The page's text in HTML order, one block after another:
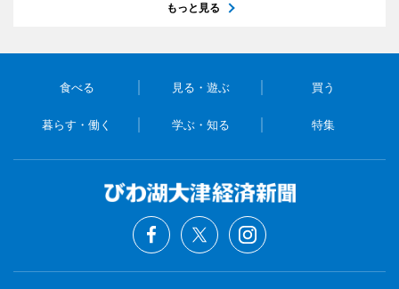
もっと見る
食べる 見る・遊ぶ 買う
暮らす・働く 学ぶ・知る 特集